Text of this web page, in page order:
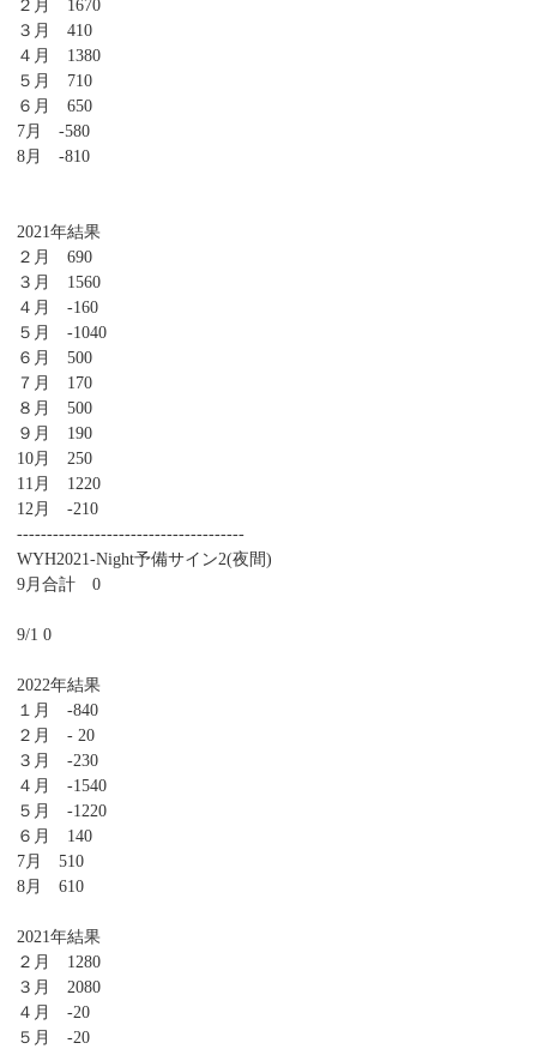
２月 1670
３月 410
４月 1380
５月 710
６月 650
7月 -580
8月 -810
2021年結果
２月 690
３月 1560
４月 -160
５月 -1040
６月 500
７月 170
８月 500
９月 190
10月 250
11月 1220
12月 -210
--------------------------------------
WYH2021-Night予備サイン2(夜間)
9月合計 0
9/1 0
2022年結果
１月 -840
２月 - 20
３月 -230
４月 -1540
５月 -1220
６月 140
7月 510
8月 610
2021年結果
２月 1280
３月 2080
４月 -20
５月 -20